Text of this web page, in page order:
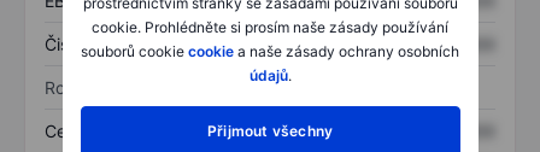
cookie. Prohlédněte si prosím naše zásady používání
souborů cookie cookie a naše zásady ochrany osobních
údajů.
Přijmout všechny
Čistý příjem XXXXXXX XXXXXXX
Rozvaha
Celková aktiva XXXXXXX